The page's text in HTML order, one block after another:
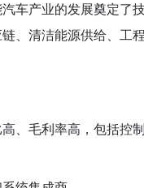
车产业的发展奠定了
、清洁能源供给、工
、毛利率高，包括控